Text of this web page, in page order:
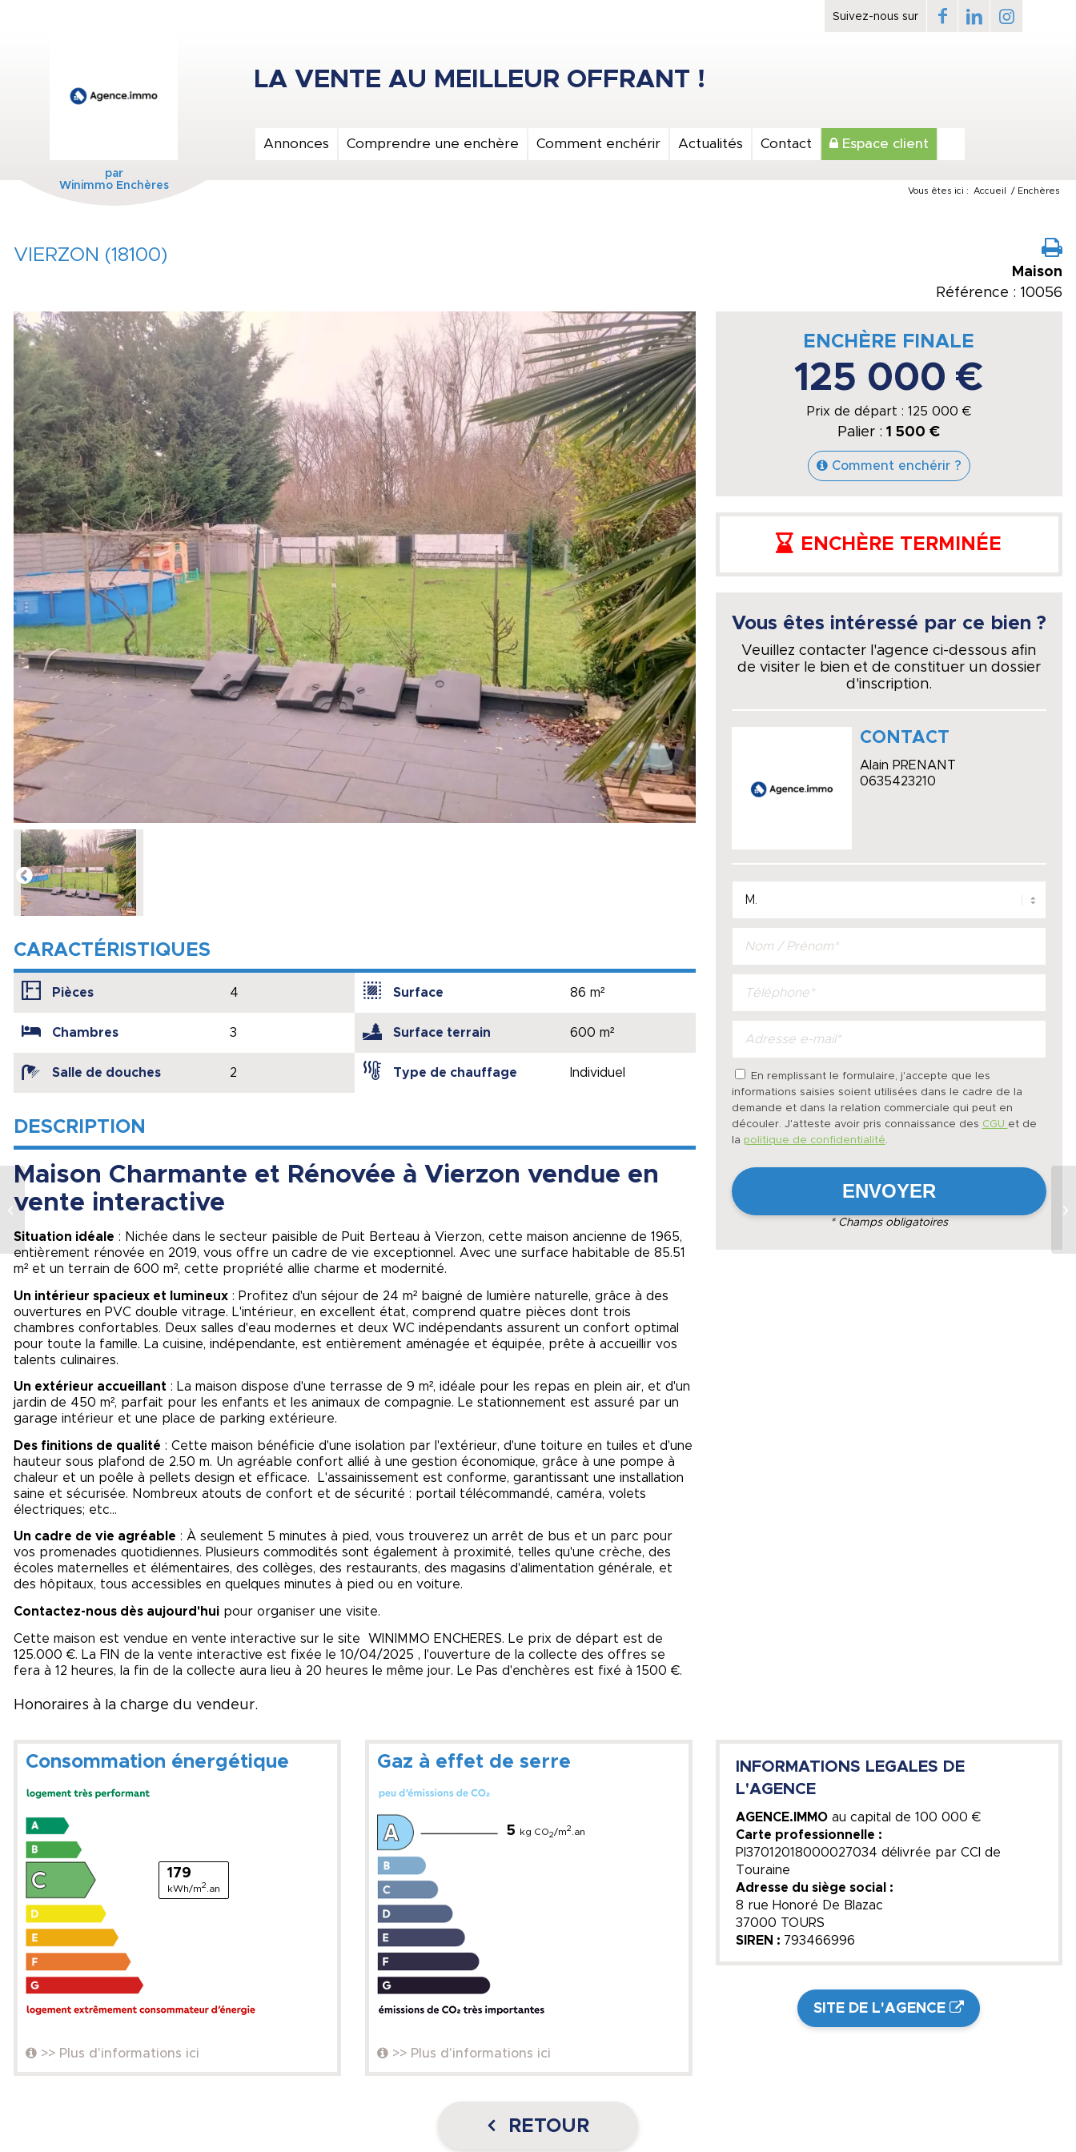
par
Winimmo Enchères
Annonces Comprendre une enchère Comment enchérir Actualités Contact Espace client
Vous êtes ici : Accueil / Enchères
VIERZON (18100)
Maison
Référence : 10056
CARACTÉRISTIQUES
Pièces 4
Chambres 3
Salle de douches 2
Surface 86 m²
Surface terrain 600 m²
Type de chauffage Individuel
DESCRIPTION
Maison Charmante et Rénovée à Vierzon vendue en
vente interactive
Situation idéale : Nichée dans le secteur paisible de Puit Berteau à Vierzon, cette maison ancienne de 1965,
entièrement rénovée en 2019, vous offre un cadre de vie exceptionnel. Avec une surface habitable de 85.51
m² et un terrain de 600 m², cette propriété allie charme et modernité.
Un intérieur spacieux et lumineux : Profitez d'un séjour de 24 m² baigné de lumière naturelle, grâce à des
ouvertures en PVC double vitrage. L'intérieur, en excellent état, comprend quatre pièces dont trois
chambres confortables. Deux salles d'eau modernes et deux WC indépendants assurent un confort optimal
pour toute la famille. La cuisine, indépendante, est entièrement aménagée et équipée, prête à accueillir vos
talents culinaires.
Un extérieur accueillant : La maison dispose d'une terrasse de 9 m², idéale pour les repas en plein air, et d'un
jardin de 450 m², parfait pour les enfants et les animaux de compagnie. Le stationnement est assuré par un
garage intérieur et une place de parking extérieure.
Des finitions de qualité : Cette maison bénéficie d'une isolation par l'extérieur, d'une toiture en tuiles et d'une
hauteur sous plafond de 2.50 m. Un agréable confort allié à une gestion économique, grâce à une pompe à
chaleur et un poêle à pellets design et efficace. L'assainissement est conforme, garantissant une installation
saine et sécurisée. Nombreux atouts de confort et de sécurité : portail télécommandé, caméra, volets
électriques; etc…
Un cadre de vie agréable : À seulement 5 minutes à pied, vous trouverez un arrêt de bus et un parc pour
vos promenades quotidiennes. Plusieurs commodités sont également à proximité, telles qu'une crèche, des
écoles maternelles et élémentaires, des collèges, des restaurants, des magasins d'alimentation générale, et
des hôpitaux, tous accessibles en quelques minutes à pied ou en voiture.
Contactez-nous dès aujourd'hui pour organiser une visite.
Cette maison est vendue en vente interactive sur le site WINIMMO ENCHERES. Le prix de départ est de
125.000 €. La FIN de la vente interactive est fixée le 10/04/2025 , l'ouverture de la collecte des offres se
fera à 12 heures, la fin de la collecte aura lieu à 20 heures le même jour. Le Pas d'enchères est fixé à 1500 €.
Honoraires à la charge du vendeur.
ENCHÈRE FINALE
125 000 €
Prix de départ : 125 000 €
Palier :1 500 €
Comment enchérir ?
ENCHÈRE TERMINÉE
Vous êtes intéressé par ce bien ?
Veuillez contacter l'agence ci-dessous afin
de visiter le bien et de constituer un dossier
d'inscription.
CONTACT
Alain PRENANT
0635423210
En remplissant le formulaire, j'accepte que les
informations saisies soient utilisées dans le cadre de la
demande et dans la relation commerciale qui peut en
découler. J'atteste avoir pris connaissance des CGU et de
la politique de confidentialité.
* Champs obligatoires
Consommation énergétique
179
kWh/m2 .an
>> Plus d'informations ici
Gaz à effet de serre
5 kg CO2/m2 .an
>> Plus d'informations ici
INFORMATIONS LEGALES DE
L'AGENCE
AGENCE.IMMOau capital de 100 000 €
Carte professionnelle :
PI37012018000027034 délivrée par CCI de
Touraine
Adresse du siège social :
8 rue Honoré De Blazac
37000 TOURS
SIREN : 793466996
SITE DE L'AGENCE
RETOUR
Appartement T3
lumineux avec sa
box voiture